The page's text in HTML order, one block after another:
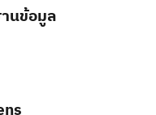
นข้อมูล